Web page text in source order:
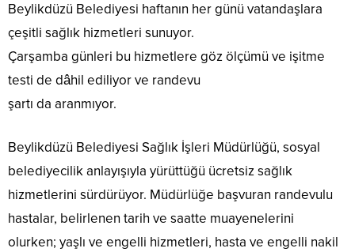
Beylikdüzü Belediyesi haftanın her günü vatandaşlara
çeşitli sağlık hizmetleri sunuyor.
Çarşamba günleri bu hizmetlere göz ölçümü ve işitme
testi de dâhil ediliyor ve randevu
şartı da aranmıyor.
Beylikdüzü Belediyesi Sağlık İşleri Müdürlüğü, sosyal
belediyecilik anlayışıyla yürüttüğü ücretsiz sağlık
hizmetlerini sürdürüyor. Müdürlüğe başvuran randevulu
hastalar, belirlenen tarih ve saatte muayenelerini
olurken; yaşlı ve engelli hizmetleri, hasta ve engelli nakil